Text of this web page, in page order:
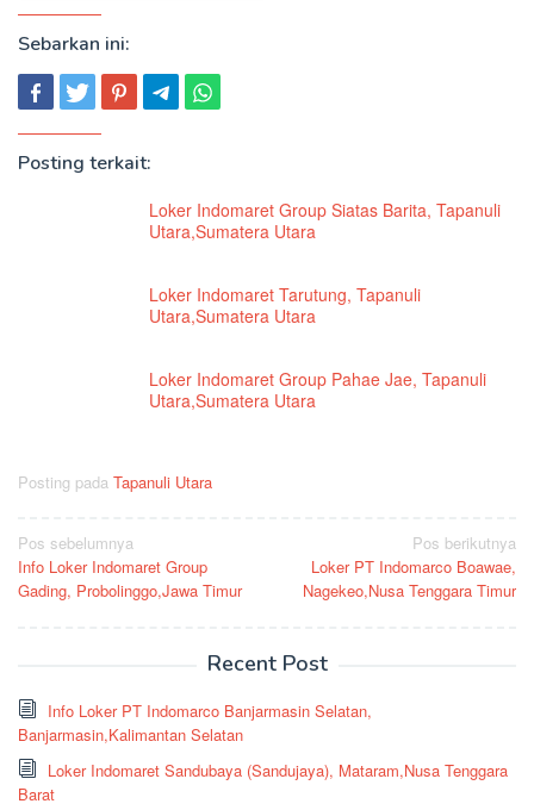
Sebarkan ini:
Posting terkait:
Loker Indomaret Group Siatas Barita, Tapanuli
Utara,Sumatera Utara
Loker Indomaret Tarutung, Tapanuli
Utara,Sumatera Utara
Loker Indomaret Group Pahae Jae, Tapanuli
Utara,Sumatera Utara
Posting pada Tapanuli Utara
Navigasi
pos
Pos sebelumnya
Info Loker Indomaret Group
Gading, Probolinggo,Jawa Timur
Pos berikutnya
Loker PT Indomarco Boawae,
Nagekeo,Nusa Tenggara Timur
Recent Post
Info Loker PT Indomarco Banjarmasin Selatan,
Banjarmasin,Kalimantan Selatan
Loker Indomaret Sandubaya (Sandujaya), Mataram,Nusa Tenggara
Barat